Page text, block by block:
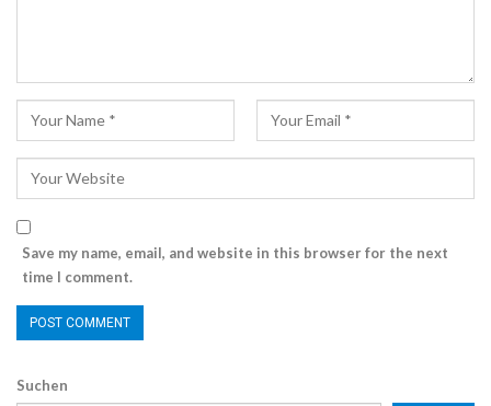
Save my name, email, and website in this browser for the next
time I comment.
Suchen